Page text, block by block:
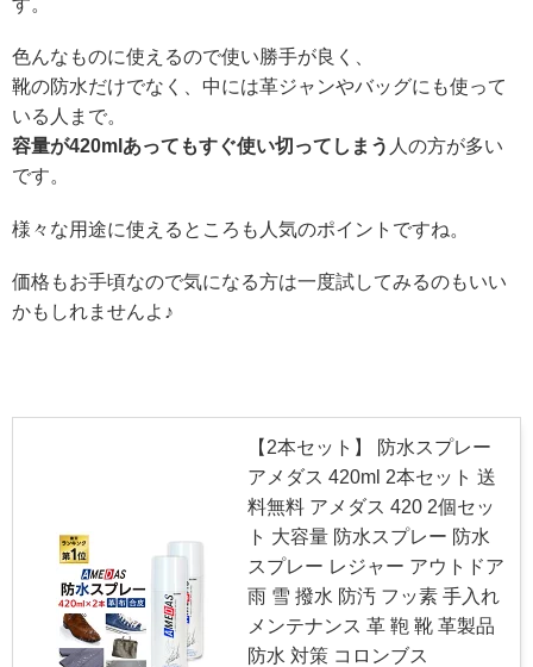
す。
色んなものに使えるので使い勝手が良く、
靴の防水だけでなく、中には革ジャンやバッグにも使って
いる人まで。
容量が420mlあってもすぐ使い切ってしまう 人の方が多い
です。
様々な用途に使えるところも人気のポイントですね。
価格もお手頃なので気になる方は一度試してみるのもいい
かもしれませんよ♪
【2本セット】 防水スプレー
アメダス 420ml 2本セット 送
料無料 アメダス 420 2個セッ
ト 大容量 防水スプレー 防水
スプレー レジャー アウトドア
雨 雪 撥水 防汚 フッ素 手入れ
メンテナンス 革 鞄 靴 革製品
防水 対策 コロンブス